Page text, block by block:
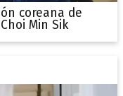
coreana de
Min Sik